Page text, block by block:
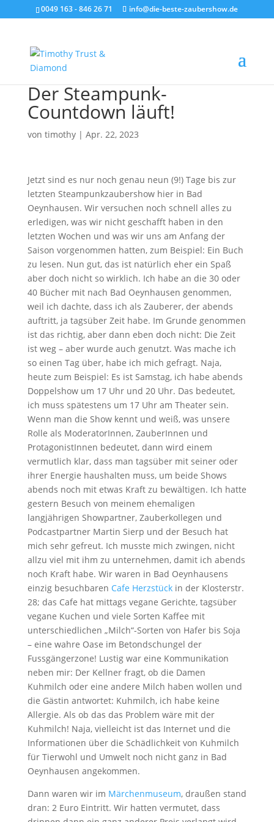
0049 163 - 846 26 71 info@die-beste-zaubershow.de
Der Steampunk-
Countdown läuft!
von timothy| Apr. 22, 2023
Jetzt sind es nur noch genau neun (9!) Tage bis zur
letzten Steampunkzaubershow hier in Bad
Oeynhausen. Wir versuchen noch schnell alles zu
erledigen, was wir nicht geschafft haben in den
letzten Wochen und was wir uns am Anfang der
Saison vorgenommen hatten, zum Beispiel: Ein Buch
zu lesen. Nun gut, das ist natürlich eher ein Spaß
aber doch nicht so wirklich. Ich habe an die 30 oder
40 Bücher mit nach Bad Oeynhausen genommen,
weil ich dachte, dass ich als Zauberer, der abends
auftritt, ja tagsüber Zeit habe. Im Grunde genommen
ist das richtig, aber dann eben doch nicht: Die Zeit
ist weg – aber wurde auch genutzt. Was mache ich
so einen Tag über, habe ich mich gefragt. Naja,
heute zum Beispiel: Es ist Samstag, ich habe abends
Doppelshow um 17 Uhr und 20 Uhr. Das bedeutet,
ich muss spätestens um 17 Uhr am Theater sein.
Wenn man die Show kennt und weiß, was unsere
Rolle als ModeratorInnen, ZauberInnen und
ProtagonistInnen bedeutet, dann wird einem
vermutlich klar, dass man tagsüber mit seiner oder
ihrer Energie haushalten muss, um beide Shows
abends noch mit etwas Kraft zu bewältigen. Ich hatte
gestern Besuch von meinem ehemaligen
langjährigen Showpartner, Zauberkollegen und
Podcastpartner Martin Sierp und der Besuch hat
mich sehr gefreut. Ich musste mich zwingen, nicht
allzu viel mit ihm zu unternehmen, damit ich abends
noch Kraft habe. Wir waren in Bad Oeynhausens
einzig besuchbaren Cafe Herzstückin der Klosterstr.
28; das Cafe hat mittags vegane Gerichte, tagsüber
vegane Kuchen und viele Sorten Kaffee mit
unterschiedlichen „Milch“-Sorten von Hafer bis Soja
– eine wahre Oase im Betondschungel der
Fussgängerzone! Lustig war eine Kommunikation
neben mir: Der Kellner fragt, ob die Damen
Kuhmilch oder eine andere Milch haben wollen und
die Gästin antwortet: Kuhmilch, ich habe keine
Allergie. Als ob das das Problem wäre mit der
Kuhmilch! Naja, vielleicht ist das Internet und die
Informationen über die Schädlichkeit von Kuhmilch
für Tierwohl und Umwelt noch nicht ganz in Bad
Oeynhausen angekommen.
Dann waren wir im Märchenmuseum, draußen stand
dran: 2 Euro Eintritt. Wir hatten vermutet, dass